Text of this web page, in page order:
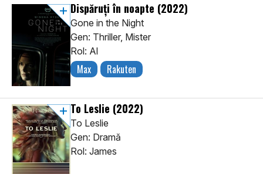
Dispăruți în noapte (2022)
Gone in the Night
Gen: Thriller, Mister
Rol: Al
Max Rakuten
To Leslie (2022)
To Leslie
Gen: Dramă
Rol: James